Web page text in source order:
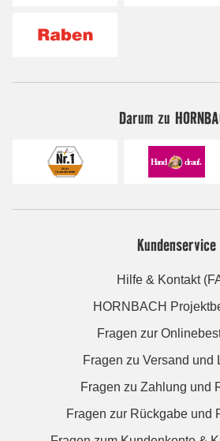
Darum zu
Kundenservice
Hilfe & Kontakt
HORNBACH
Fragen zur
Fragen zu Versand und
Fragen zu Zahlung und
Fragen zur Rückgabe und